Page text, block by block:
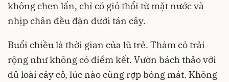
không chen lấn, chỉ có gió thổi từ mặt nước và
nhịp chân đều đặn dưới tán cây.
Buổi chiều là thời gian của lũ trẻ. Thảm cỏ trải
rộng như không có điểm kết. Vườn bách thảo với
đủ loài cây cỏ, lúc nào cũng rợp bóng mát. Không